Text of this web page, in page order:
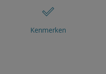
Kenmerken